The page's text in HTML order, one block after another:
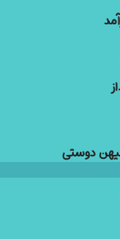
دوستی